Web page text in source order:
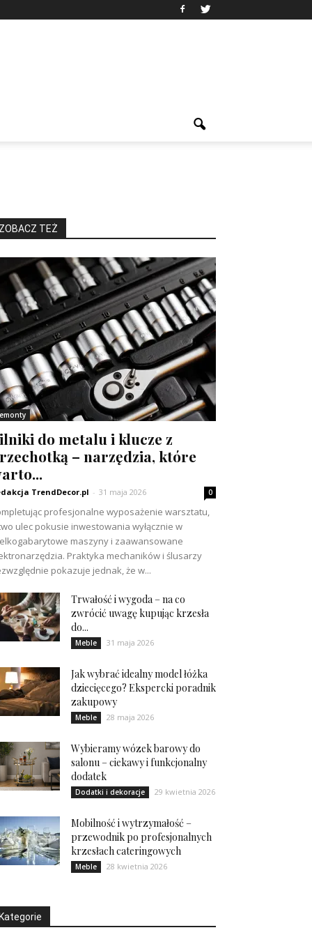
ZOBACZ TEŻ
do metalu i klucze z
– narzędzia, które
TrendDecor.pl - 31 maja 2026 0
profesjonalne wyposażenie warsztatu,
ulec pokusie inwestowania wyłącznie w
maszyny i zaawansowane
Praktyka mechaników i ślusarzy
pokazuje jednak, że w...
Trwałość i wygoda – na co
zwrócić uwagę kupując krzesła
do...
Meble 31 maja 2026
Jak wybrać idealny model łóżka
dziecięcego? Ekspercki poradnik
zakupowy
Meble 28 maja 2026
Wybieramy wózek barowy do
salonu – ciekawy i funkcjonalny
dodatek
Dodatki i dekoracje 29 kwietnia 2026
Mobilność i wytrzymałość –
przewodnik po profesjonalnych
krzesłach cateringowych
Meble 28 kwietnia 2026
Kategorie